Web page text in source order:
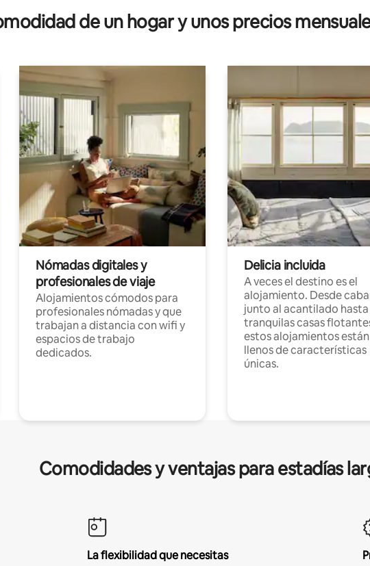
de un hogar y unos precios
Nómadas digitales y
profesionales de viaje
Alojamientos cómodos para
profesionales nómadas y que
trabajan a distancia con wifi y
espacios de trabajo
dedicados.
Delicia incluida
A veces el destino es el
alojamiento. Desde
junto al acantilado hasta
tranquilas casas
estos alojamientos están
llenos de características
únicas.
Comodidades y ventajas para estadías
La flexibilidad que necesitas